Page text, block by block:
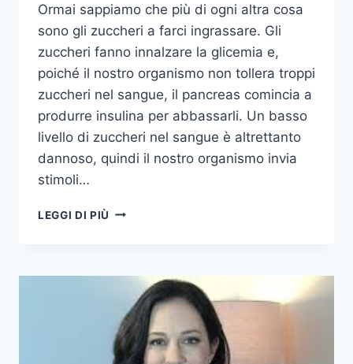
Ormai sappiamo che più di ogni altra cosa
sono gli zuccheri a farci ingrassare. Gli
zuccheri fanno innalzare la glicemia e,
poiché il nostro organismo non tollera troppi
zuccheri nel sangue, il pancreas comincia a
produrre insulina per abbassarli. Un basso
livello di zuccheri nel sangue è altrettanto
dannoso, quindi il nostro organismo invia
stimoli…
LEGGI DI PIÙ LA